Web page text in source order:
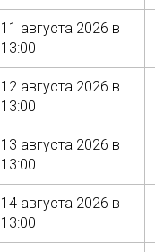
11 августа 2026 в
13:00
12 августа 2026 в
13:00
13 августа 2026 в
13:00
14 августа 2026 в
13:00